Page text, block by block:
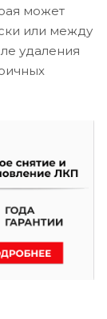
может
или между
удаления